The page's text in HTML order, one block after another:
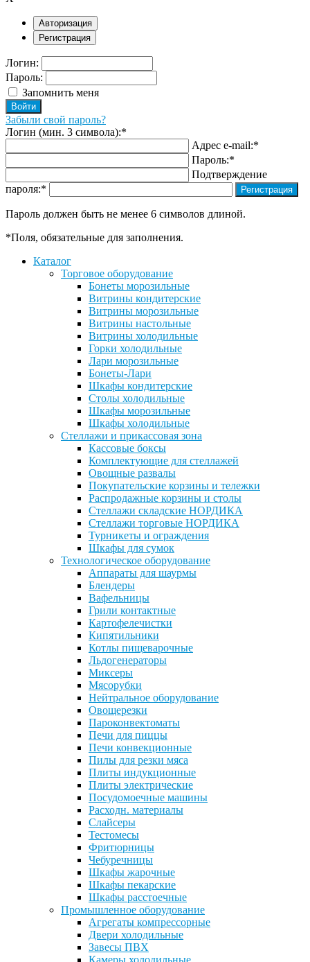
Авторизация
Регистрация
Логин:
Пароль:
Запомнить меня
Забыли свой пароль?
Логин (мин. 3 символа):*
Адрес e-mail:*
Пароль:*
Подтверждение
пароля:*
Пароль должен быть не менее 6 символов длиной.
*Поля, обязательные для заполнения.
Каталог
Торговое оборудование
Бонеты морозильные
Витрины кондитерские
Витрины морозильные
Витрины настольные
Витрины холодильные
Горки холодильные
Лари морозильные
Бонеты-Лари
Шкафы кондитерские
Столы холодильные
Шкафы морозильные
Шкафы холодильные
Стеллажи и прикассовая зона
Кассовые боксы
Комплектующие для стеллажей
Овощные развалы
Покупательские корзины и тележки
Распродажные корзины и столы
Стеллажи складские НОРДИКА
Стеллажи торговые НОРДИКА
Турникеты и ограждения
Шкафы для сумок
Технологическое оборудование
Аппараты для шаурмы
Блендеры
Вафельницы
Грили контактные
Картофелечистки
Кипятильники
Котлы пищеварочные
Льдогенераторы
Миксеры
Мясорубки
Нейтральное оборудование
Овощерезки
Пароконвектоматы
Печи для пиццы
Печи конвекционные
Пилы для резки мяса
Плиты индукционные
Плиты электрические
Посудомоечные машины
Расходн. материалы
Слайсеры
Тестомесы
Фритюрницы
Чебуречницы
Шкафы жарочные
Шкафы пекарские
Шкафы расстоечные
Промышленное оборудование
Агрегаты компрессорные
Двери холодильные
Завесы ПВХ
Камеры холодильные